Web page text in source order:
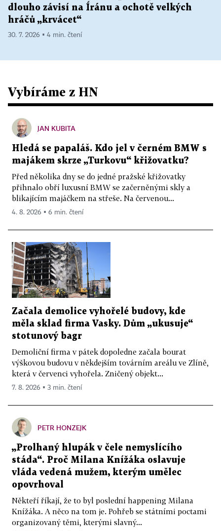
dlouho závisí na Íránu a ochotě velkých
hráčů „krvácet“
30. 7. 2026 ▪ 4 min. čtení
Vybíráme z HN
JAN KUBITA
Hledá se papaláš. Kdo jel v černém BMW s
majákem skrze „Turkovu“ křižovatku?
Před několika dny se do jedné pražské křižovatky
přihnalo obří luxusní BMW se začerněnými skly a
blikajícím majáčkem na střeše. Na červenou...
4. 8. 2026 ▪ 6 min. čtení
Začala demolice vyhořelé budovy, kde
měla sklad firma Vasky. Dům „ukusuje“
stotunový bagr
Demoliční firma v pátek dopoledne začala bourat
výškovou budovu v někdejším továrním areálu ve Zlíně,
která v červenci vyhořela. Zničený objekt...
7. 8. 2026 ▪ 3 min. čtení
PETR HONZEJK
„Prolhaný hlupák v čele nemyslícího
stáda“. Proč Milana Knížáka oslavuje
vláda vedená mužem, kterým umělec
opovrhoval
Někteří říkají, že to byl poslední happening Milana
Knížáka. A něco na tom je. Pohřeb se státními poctami
organizovaný těmi, kterými slavný...